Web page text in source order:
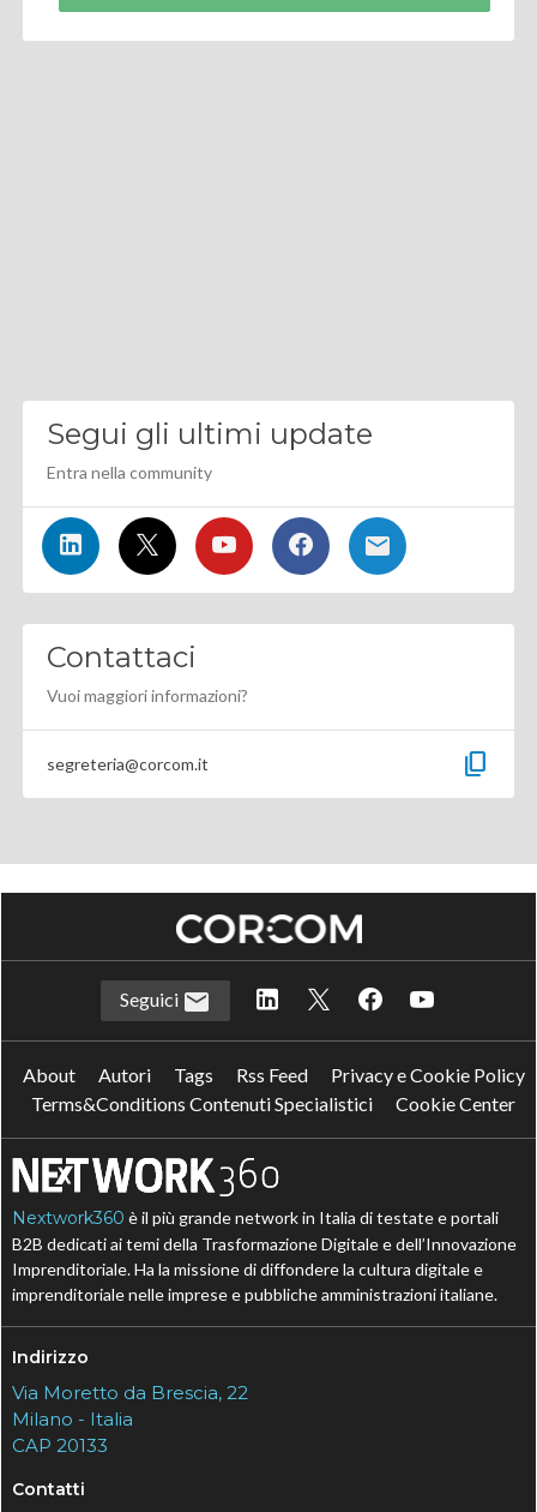
Segui gli ultimi update
Entra nella community
Contattaci
Vuoi maggiori informazioni?
segreteria@corcom.it content_copy
Seguici
About Autori Tags Rss Feed
Privacy e Cookie Policy
Terms&Conditions Contenuti Specialistici
Cookie Center
Nextwork360 è il più grande network in Italia di testate e portali
B2B dedicati ai temi della Trasformazione Digitale e dell’Innovazione
Imprenditoriale. Ha la missione di diffondere la cultura digitale e
imprenditoriale nelle imprese e pubbliche amministrazioni italiane.
Indirizzo
Via Moretto da Brescia, 22
Milano - Italia
CAP 20133
Contatti